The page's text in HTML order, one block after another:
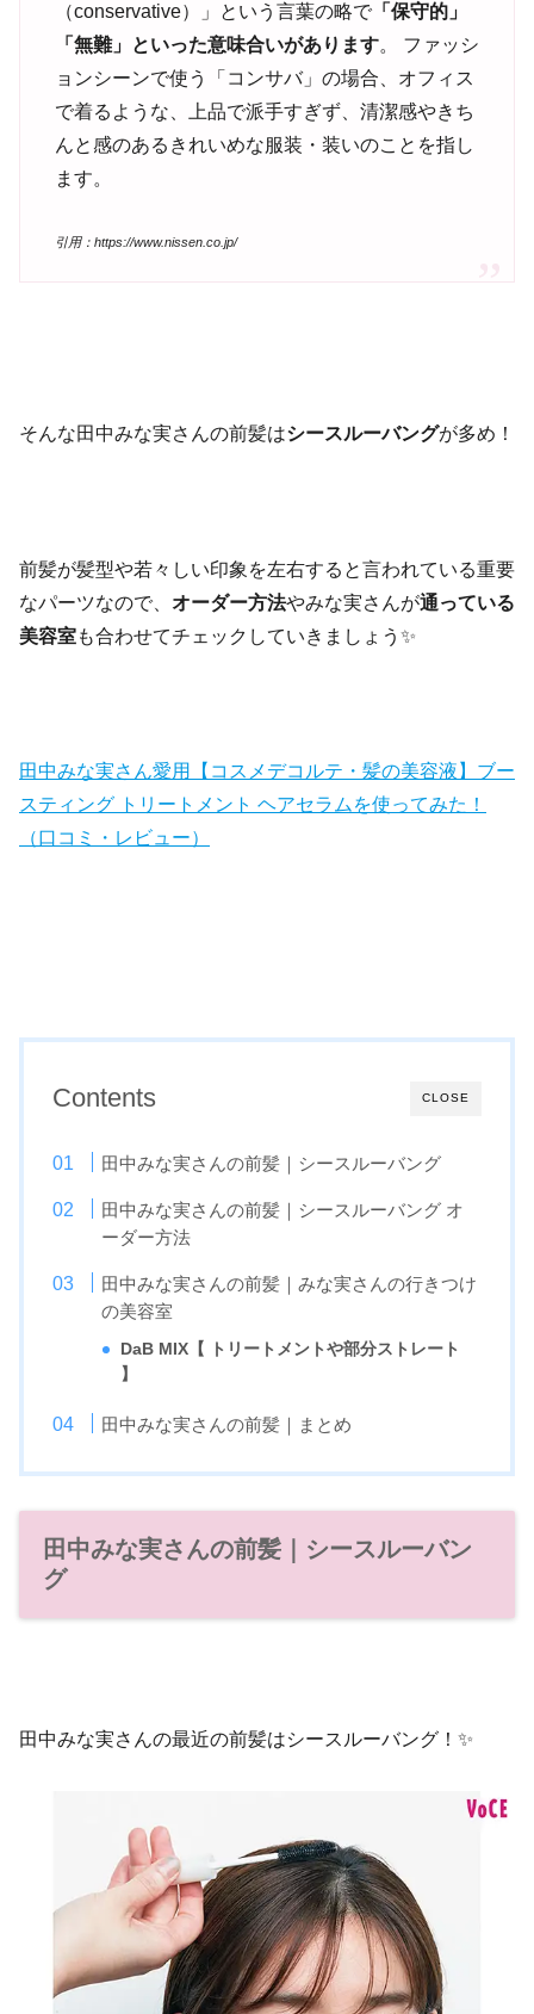
（conservative）」という言葉の略で「保守的」
「無難」といった意味合いがあります。 ファッシ
ョンシーンで使う「コンサバ」の場合、オフィス
で着るような、上品で派手すぎず、清潔感やきち
んと感のあるきれいめな服装・装いのことを指し
ます。
引用：https://www.nissen.co.jp/
そんな田中みな実さんの前髪はシースルーバングが多め！
前髪が髪型や若々しい印象を左右すると言われている重要
なパーツなので、 オーダー方法やみな実さんが通っている
美容室も合わせてチェックしていきましょう✨
田中みな実さん愛用【コスメデコルテ・髪の美容液】ブー
スティング トリートメント ヘアセラムを使ってみた！
（口コミ・レビュー）
CLOSE
Contents
田中みな実さんの前髪｜シースルーバング
田中みな実さんの前髪｜シースルーバング オ
ーダー方法
田中みな実さんの前髪｜みな実さんの行きつけ
の美容室
DaB MIX【 トリートメントや部分ストレート
】
田中みな実さんの前髪｜まとめ
田中みな実さんの前髪｜シースルーバン
グ
田中みな実さんの最近の前髪はシースルーバング！✨